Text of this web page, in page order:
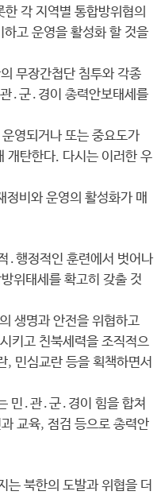
각 지역별 통합방위협의
고 운영을 활성화 할 것을
무장간첩단 침투와 각종
․군․경이 총력안보태세를
영되거나 또는 중요도가
개탄한다. 다시는 이러한 우
비와 운영의 활성화가 매
․행정적인 훈련에서 벗어나
위태세를 확고히 갖출 것
생명과 안전을 위협하고
키고 친북세력을 조직적으
, 민심교란 등을 획책하면서
민․관․군․경이 힘을 합쳐
교육, 점검 등으로 총력안
북한의 도발과 위협을 더